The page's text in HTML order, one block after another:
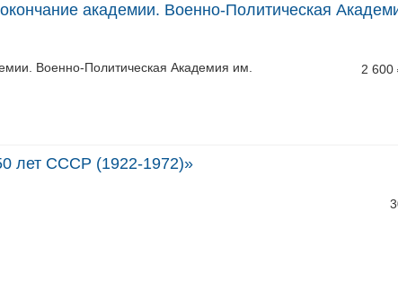
академии. Военно-Политическая
Военно-Политическая Академия им.
2 600
лет СССР (1922-1972)»